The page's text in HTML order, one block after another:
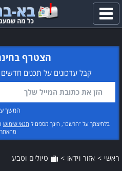
פתח
תפריט
הצטרף
קבל עדכונים על תכנים
המשך
בלחיצתך על "הרשם", הינך מסכים ל תנאי שימוש ו
ראשי > אזור וידאו > טיולים וטבע